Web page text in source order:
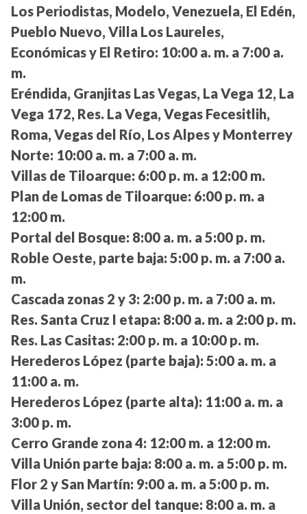
Los Periodistas, Modelo, Venezuela, El Edén,
Pueblo Nuevo, Villa Los Laureles,
Económicas y El Retiro: 10:00 a. m. a 7:00 a.
m.
Eréndida, Granjitas Las Vegas, La Vega 12, La
Vega 172, Res. La Vega, Vegas Fecesitlih,
Roma, Vegas del Río, Los Alpes y Monterrey
Norte: 10:00 a. m. a 7:00 a. m.
Villas de Tiloarque: 6:00 p. m. a 12:00 m.
Plan de Lomas de Tiloarque: 6:00 p. m. a
12:00 m.
Portal del Bosque: 8:00 a. m. a 5:00 p. m.
Roble Oeste, parte baja: 5:00 p. m. a 7:00 a.
m.
Cascada zonas 2 y 3: 2:00 p. m. a 7:00 a. m.
Res. Santa Cruz I etapa: 8:00 a. m. a 2:00 p. m.
Res. Las Casitas: 2:00 p. m. a 10:00 p. m.
Herederos López (parte baja): 5:00 a. m. a
11:00 a. m.
Herederos López (parte alta): 11:00 a. m. a
3:00 p. m.
Cerro Grande zona 4: 12:00 m. a 12:00 m.
Villa Unión parte baja: 8:00 a. m. a 5:00 p. m.
Flor 2 y San Martín: 9:00 a. m. a 5:00 p. m.
Villa Unión, sector del tanque: 8:00 a. m. a